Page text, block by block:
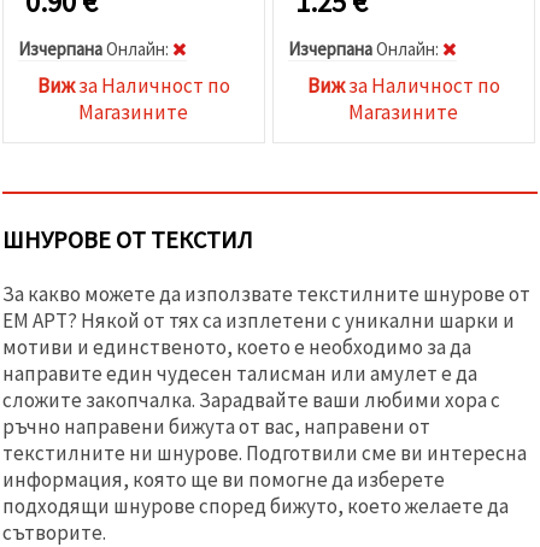
ИзчерпанаOнлайн:
Вижза Наличност по
Магазините
ИзчерпанаOнлайн:
Вижза Наличност по
Магазините
ШНУРОВЕ ОТ ТЕКСТИЛ
За какво можете да използвате текстилните шнурове от
ЕМ АРТ? Някой от тях са изплетени с уникални шарки и
мотиви и единственото, което е необходимо за да
направите един чудесен талисман или амулет е да
сложите закопчалка. Зарадвайте ваши любими хора с
ръчно направени бижута от вас, направени от
текстилните ни шнурове. Подготвили сме ви интересна
информация, която ще ви помогне да изберете
подходящи шнурове според бижуто, което желаете да
сътворите.